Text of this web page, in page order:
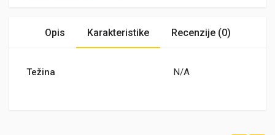
Opis Karakteristike Recenzije (0)
Težina N/A